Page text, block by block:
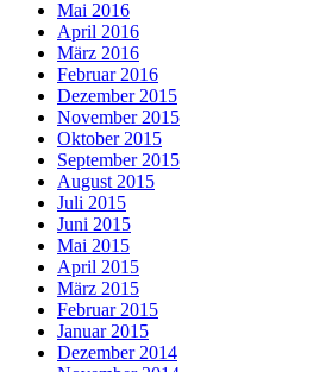
Mai 2016
April 2016
März 2016
Februar 2016
Dezember 2015
November 2015
Oktober 2015
September 2015
August 2015
Juli 2015
Juni 2015
Mai 2015
April 2015
März 2015
Februar 2015
Januar 2015
Dezember 2014